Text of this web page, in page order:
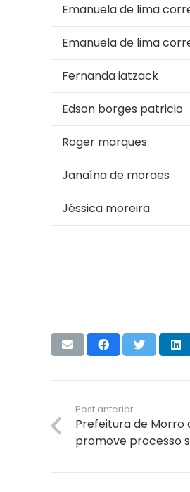
Emanuela de lima
Emanuela de lima
Fernanda iatzack
Edson borges patricio
Roger marques
Janaína de moraes
Jéssica moreira
Post anterior
Prefeitura de Morro
promove processo